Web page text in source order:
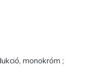
monokróm ;